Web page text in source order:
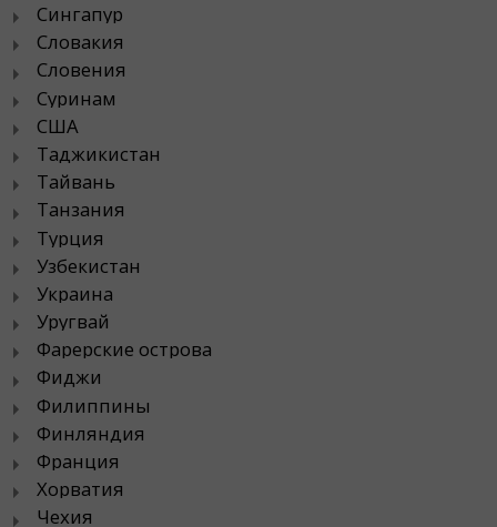
Сингапур
Словакия
Словения
Суринам
США
Таджикистан
Тайвань
Танзания
Турция
Узбекистан
Украина
Уругвай
Фарерские острова
Фиджи
Филиппины
Финляндия
Франция
Хорватия
Чехия